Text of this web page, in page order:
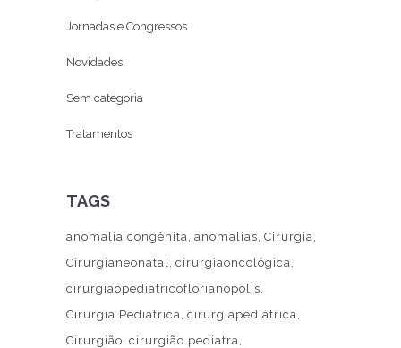
Jornadas e Congressos
Novidades
Sem categoria
Tratamentos
TAGS
anomalia congênita anomalias Cirurgia
Cirurgianeonatal cirurgiaoncológica
cirurgiaopediatricoflorianopolis
Cirurgia Pediatrica cirurgiapediátrica
Cirurgião cirurgião pediatra